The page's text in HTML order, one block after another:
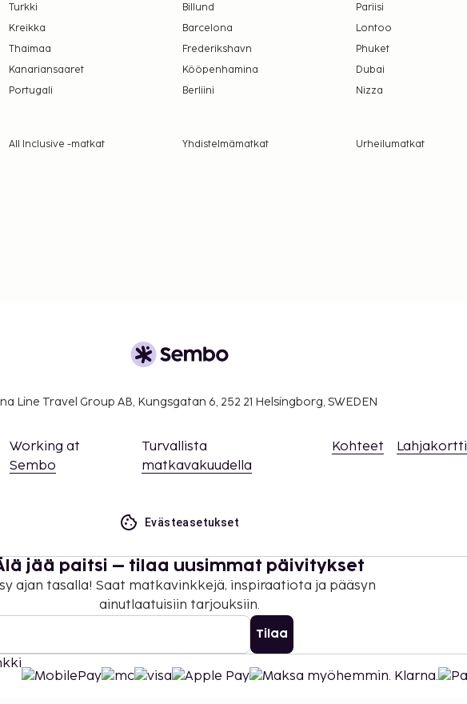
maksut.
eivät
sisäänkirjautumisen
Turkki
Kreikka
Thaimaa
Kanariansaaret
Portugali
Billund Pariisi
Barcelona
Lontoo
Frederikshavn
Phuket
Kööpenhamina
Dubai
Berliini
Nizza
All Inclusive -matkat Yhdistelmämatkat Urheilumatkat
Line Travel Group AB, Kungsgatan 6, 252 21 Helsingborg, SWEDEN
Working at
Sembo
Turvallista
matkavakuudella
Kohteet Lahjakortti
Evästeasetukset
jää paitsi – tilaa uusimmat päivitykset
ajan tasalla! Saat matkavinkkejä, inspiraatiota ja pääsyn
ainutlaatuisiin tarjouksiin.
Tilaa